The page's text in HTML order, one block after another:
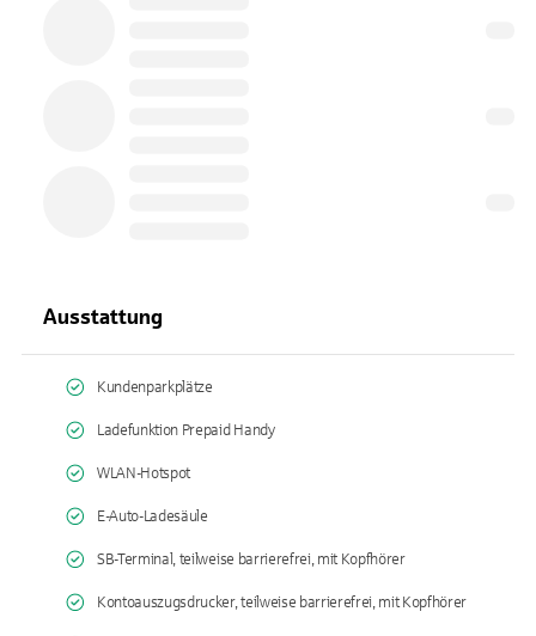
Ausstattung
Kundenparkplätze
Ladefunktion Prepaid Handy
WLAN-Hotspot
E-Auto-Ladesäule
SB-Terminal, teilweise barrierefrei, mit Kopfhörer
Kontoauszugsdrucker, teilweise barrierefrei, mit Kopfhörer